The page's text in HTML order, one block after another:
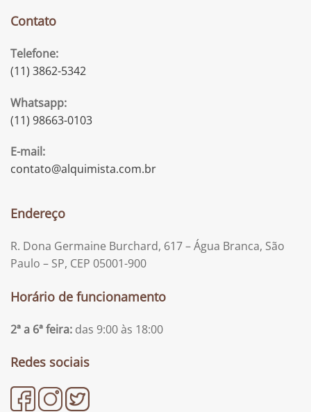
Contato
Telefone:
(11) 3862-5342
Whatsapp:
(11) 98663-0103
E-mail:
contato@alquimista.com.br
Endereço
R. Dona Germaine Burchard, 617 – Água Branca, São
Paulo – SP, CEP 05001-900
Horário de funcionamento
2ª a 6ª feira: das 9:00 às 18:00
Redes sociais